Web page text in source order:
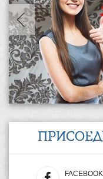
FACEBOOK